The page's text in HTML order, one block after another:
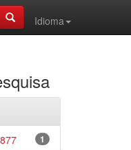
Idioma
1